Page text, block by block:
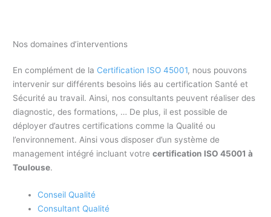
Nos domaines d’interventions
En complément de la Certification ISO 45001, nous pouvons
intervenir sur différents besoins liés au certification Santé et
Sécurité au travail. Ainsi, nos consultants peuvent réaliser des
diagnostic, des formations, … De plus, il est possible de
déployer d’autres certifications comme la Qualité ou
l’environnement. Ainsi vous disposer d’un système de
management intégré incluant votrecertification ISO 45001 à
Toulouse.
Conseil Qualité
Consultant Qualité